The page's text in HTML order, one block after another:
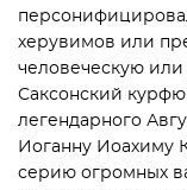
херувимов или
человеческую
Саксонский
легендарного
Иоганну Иоахиму
серию огромных